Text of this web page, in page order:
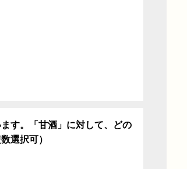
す。「甘酒」に対して、どの
選択可）